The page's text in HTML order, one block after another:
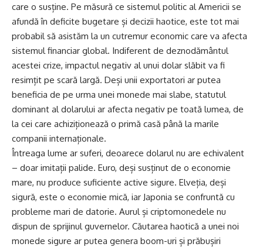
care o susține. Pe măsură ce sistemul politic al Americii se
afundă în deficite bugetare și decizii haotice, este tot mai
probabil să asistăm la un cutremur economic care va afecta
sistemul financiar global. Indiferent de deznodământul
acestei crize, impactul negativ al unui dolar slăbit va fi
resimțit pe scară largă. Deși unii exportatori ar putea
beneficia de pe urma unei monede mai slabe, statutul
dominant al dolarului ar afecta negativ pe toată lumea, de
la cei care achiziționează o primă casă până la marile
companii internaționale.
Întreaga lume ar suferi, deoarece dolarul nu are echivalent
– doar imitații palide. Euro, deși susținut de o economie
mare, nu produce suficiente active sigure. Elveția, deși
sigură, este o economie mică, iar Japonia se confruntă cu
probleme mari de datorie. Aurul și criptomonedele nu
dispun de sprijinul guvernelor. Căutarea haotică a unei noi
monede sigure ar putea genera boom-uri și prăbușiri